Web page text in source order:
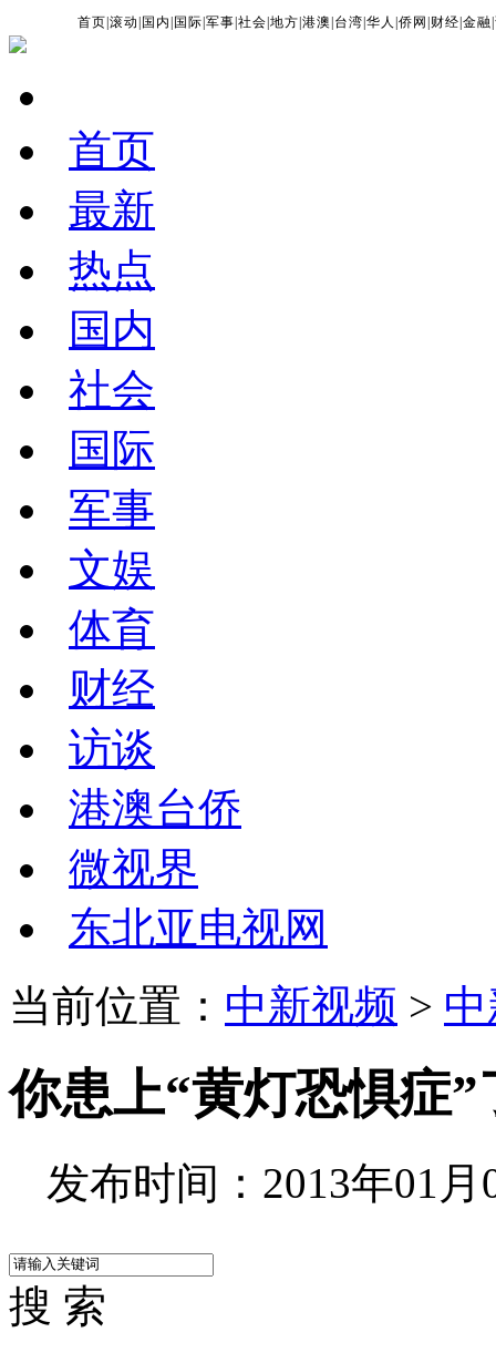
首页 |滚动 国内 国际 |军事 |社会 |地方 |港澳 台湾 |华人 |侨网 财经 |金融 |
首页
最新
热点
国内
社会
国际
军事
文娱
体育
财经
访谈
港澳台侨
微视界
东北亚电视网
当前位置： 中新视频 >
你患上“黄灯恐惧症”
发布时间：2013年01月
搜 索